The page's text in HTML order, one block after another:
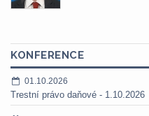
KONFERENCE
01.10.2026
Trestní právo daňové - 1.10.2026